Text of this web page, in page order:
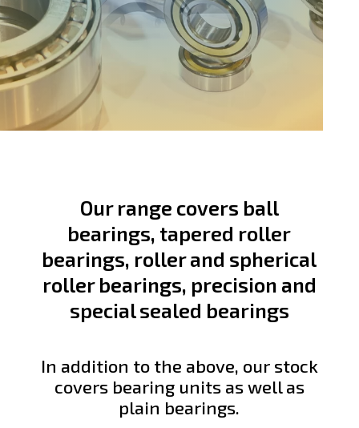
Our range covers ball
bearings, tapered roller
bearings, roller and spherical
roller bearings, precision and
special sealed bearings
In addition to the above, our stock
covers bearing units as well as
plain bearings.